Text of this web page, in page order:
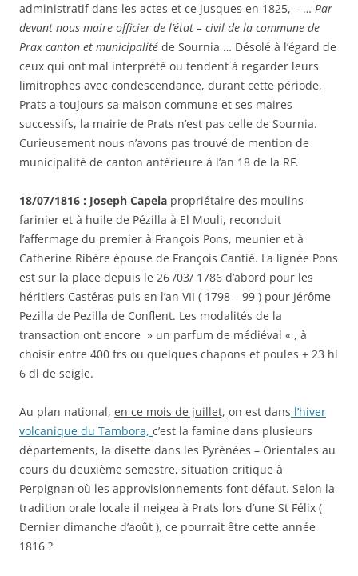
administratif dans les actes et ce jusques en 1825, – … Par
devant nous maire officier de l’état – civil de la commune de
Prax canton et municipalité de Sournia … Désolé à l’égard de
ceux qui ont mal interprété ou tendent à regarder leurs
limitrophes avec condescendance, durant cette période,
Prats a toujours sa maison commune et ses maires
successifs, la mairie de Prats n’est pas celle de Sournia.
Curieusement nous n’avons pas trouvé de mention de
municipalité de canton antérieure à l’an 18 de la RF.
18/07/1816 : Joseph Capela propriétaire des moulins
farinier et à huile de Pézilla à El Mouli, reconduit
l’affermage du premier à François Pons, meunier et à
Catherine Ribère épouse de François Cantié. La lignée Pons
est sur la place depuis le 26 /03/ 1786 d’abord pour les
héritiers Castéras puis en l’an VII ( 1798 – 99 ) pour Jérôme
Pezilla de Pezilla de Conflent. Les modalités de la
transaction ont encore » un parfum de médiéval « , à
choisir entre 400 frs ou quelques chapons et poules + 23 hl
6 dl de seigle.
Au plan national, en ce mois de juillet, on est dans l’hiver
volcanique du Tambora, c’est la famine dans plusieurs
départements, la disette dans les Pyrénées – Orientales au
cours du deuxième semestre, situation critique à
Perpignan où les approvisionnements font défaut. Selon la
tradition orale locale il neigea à Prats lors d’une St Félix (
Dernier dimanche d’août ), ce pourrait être cette année
1816 ?